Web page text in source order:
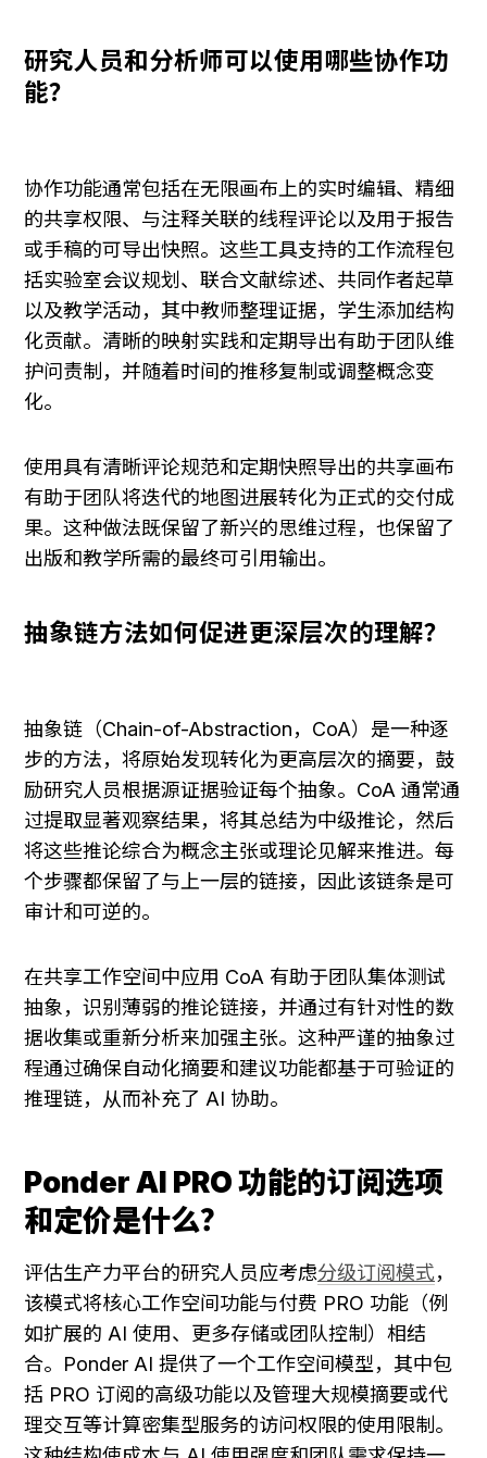
研究人员和分析师可以使用哪些协作功
能？
协作功能通常包括在无限画布上的实时编辑、精细
的共享权限、与注释关联的线程评论以及用于报告
或手稿的可导出快照。这些工具支持的工作流程包
括实验室会议规划、联合文献综述、共同作者起草
以及教学活动，其中教师整理证据，学生添加结构
化贡献。清晰的映射实践和定期导出有助于团队维
护问责制，并随着时间的推移复制或调整概念变
化。
使用具有清晰评论规范和定期快照导出的共享画布
有助于团队将迭代的地图进展转化为正式的交付成
果。这种做法既保留了新兴的思维过程，也保留了
出版和教学所需的最终可引用输出。
抽象链方法如何促进更深层次的理解？
抽象链（Chain-of-Abstraction，CoA）是一种逐
步的方法，将原始发现转化为更高层次的摘要，鼓
励研究人员根据源证据验证每个抽象。CoA 通常通
过提取显著观察结果，将其总结为中级推论，然后
将这些推论综合为概念主张或理论见解来推进。每
个步骤都保留了与上一层的链接，因此该链条是可
审计和可逆的。
在共享工作空间中应用 CoA 有助于团队集体测试
抽象，识别薄弱的推论链接，并通过有针对性的数
据收集或重新分析来加强主张。这种严谨的抽象过
程通过确保自动化摘要和建议功能都基于可验证的
推理链，从而补充了 AI 协助。
Ponder AI PRO 功能的订阅选项
和定价是什么？
评估生产力平台的研究人员应考虑分级订阅模式，
该模式将核心工作空间功能与付费 PRO 功能（例
如扩展的 AI 使用、更多存储或团队控制）相结
合。Ponder AI 提供了一个工作空间模型，其中包
括 PRO 订阅的高级功能以及管理大规模摘要或代
理交互等计算密集型服务的访问权限的使用限制。